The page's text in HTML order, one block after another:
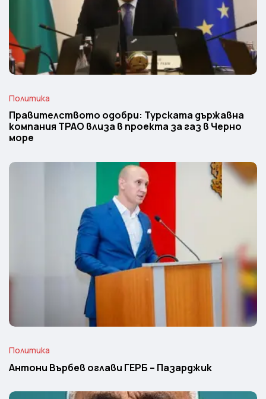
Политика
Правителството одобри: Турската държавна
компания TPAO влиза в проекта за газ в Черно
море
Политика
Антони Върбев оглави ГЕРБ – Пазарджик